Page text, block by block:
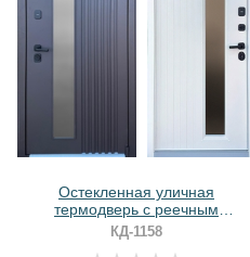
Остекленная уличная
термодверь с реечным
оформлением и порошковым
окрашиванием
КД-1158